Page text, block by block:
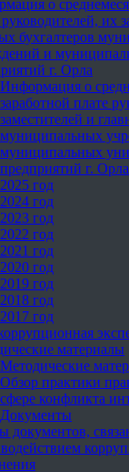
о
их
бухгалтеров
и
г. Орла
Информация о
заработной плате
заместителей и
муниципальных
муниципальных
предприятий г. Орла
2025 год
2024 год
2023 год
2022 год
2021 год
2020 год
2019 год
2018 год
2017 год
материалы
Методические
Обзор практики
сфере конфликта
Документы
документов,